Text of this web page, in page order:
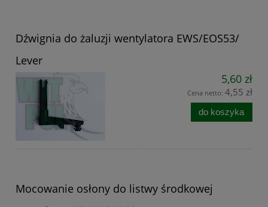
Dźwignia do żaluzji wentylatora EWS/EOS53/
Lever
5,60 zł
Cena netto: 4,55 zł
do koszyka
Mocowanie osłony do listwy środkowej